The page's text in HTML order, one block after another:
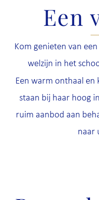
Een
Kom genieten van
welzijn in het
Een warm onthaal
staan bij haar hoog
ruim aanbod aan
naar